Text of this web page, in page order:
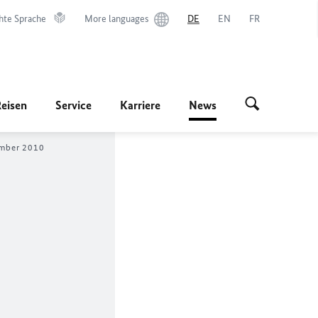
Sprache More languages DE EN FR
Service Karriere News
2010